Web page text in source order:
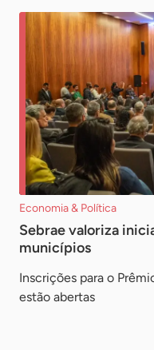
Economia & Política
Sebrae valoriza
municípios
Inscrições para o
estão abertas